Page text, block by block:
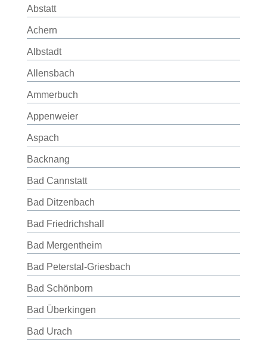
Abstatt
Achern
Albstadt
Allensbach
Ammerbuch
Appenweier
Aspach
Backnang
Bad Cannstatt
Bad Ditzenbach
Bad Friedrichshall
Bad Mergentheim
Bad Peterstal-Griesbach
Bad Schönborn
Bad Überkingen
Bad Urach